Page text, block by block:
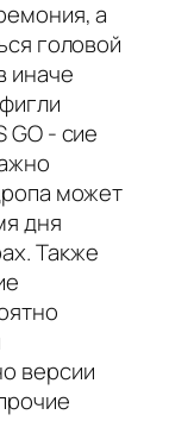
а
головой
иначе
GO - сие
может
дня
Также
версии